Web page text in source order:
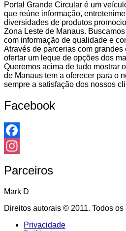
Portal Grande Circular é um
que reúne informação,
diversidades de produtos
Zona Leste de Manaus.
com informação de qualidade e
Através de parcerias com grandes
ofertar um leque de opções dos
Queremos acima de tudo mostrar
de Manaus tem a oferecer para o
sempre a satisfação dos nossos
Facebook
Facebook
Parceiros
Mark D
Direitos autorais © 2011. Todos
Privacidade